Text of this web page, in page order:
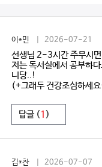
이*민 | 2026-07-21
선생님 2-3시간 주무시
저는 독서실에서 공부하
니당..!
(+그래두 건강조심하세
답글 (1 )
김*찬 | 2026-07-07